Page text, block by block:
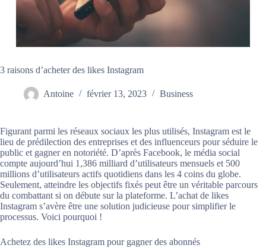
3 raisons d’acheter des likes Instagram
Antoine février 13, 2023 Business
Figurant parmi les réseaux sociaux les plus utilisés, Instagram est le
lieu de prédilection des entreprises et des influenceurs pour séduire le
public et gagner en notoriété. D’après Facebook, le média social
compte aujourd’hui 1,386 milliard d’utilisateurs mensuels et 500
millions d’utilisateurs actifs quotidiens dans les 4 coins du globe.
Seulement, atteindre les objectifs fixés peut être un véritable parcours
du combattant si on débute sur la plateforme. L’achat de likes
Instagram s’avère être une solution judicieuse pour simplifier le
processus. Voici pourquoi !
Achetez des likes Instagram pour gagner des abonnés